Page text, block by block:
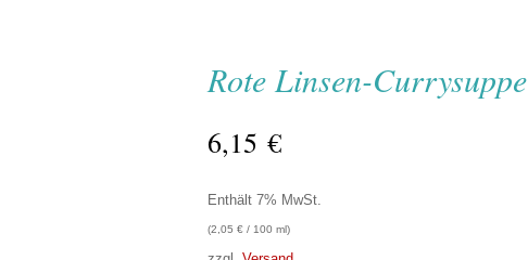
Rote Linsen-Currysuppe
6,15 €
Enthält 7% MwSt.
(2,05 €/ 100 ml)